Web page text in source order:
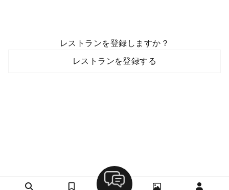
レストランを登録しますか？
レストランを登録する